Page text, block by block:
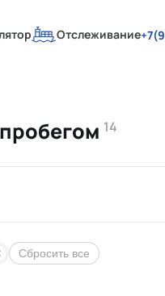
Отслеживание
14
Сбросить все